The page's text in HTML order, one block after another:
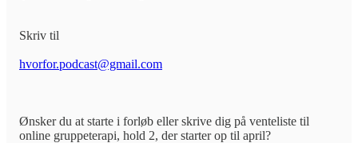
Skriv til
hvorfor.podcast@gmail.com
Ønsker du at starte i forløb eller skrive dig på venteliste til
online gruppeterapi, hold 2, der starter op til april?